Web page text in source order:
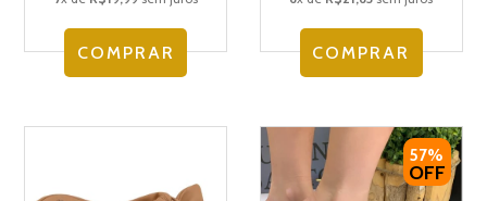
COMPRAR COMPRAR
57%
OFF